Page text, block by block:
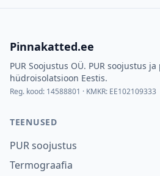
Pinnakatted.ee
PUR Soojustus OÜ. PUR soojustus
hüdroisolatsioon Eestis.
Reg. kood: 14588801 · KMKR: EE102109333
TEENUSED
PUR soojustus
Termograafia